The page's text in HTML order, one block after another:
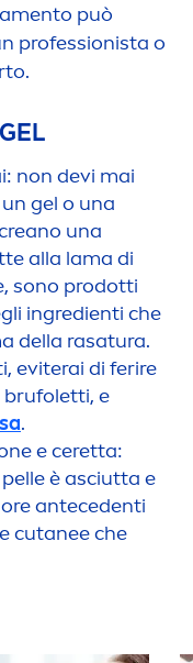
mento può
professionista o
non devi mai
gel o una
una
alla lama di
sono prodotti
ingredienti che
della rasatura.
eviterai di ferire
brufoletti, e
.
e ceretta:
è asciutta e
antecedenti
cutanee che